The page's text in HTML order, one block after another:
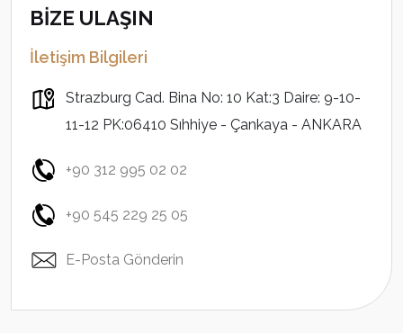
BİZE ULAŞIN
İletişim Bilgileri
Strazburg Cad. Bina No: 10 Kat:3 Daire: 9-10-
11-12 PK:06410 Sıhhiye - Çankaya - ANKARA
+90 312 995 02 02
+90 545 229 25 05
E-Posta Gönderin